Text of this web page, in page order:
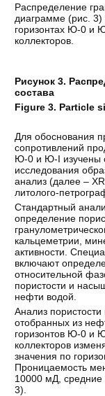
Распределение
диаграмме (рис. 3)
горизонтах Ю-0 и
коллекторов.
Рисунок 3.
состава
Figure 3. Particle
Для обоснования
сопротивлений
Ю-0 и Ю-I изучены
исследования
анализ (далее –
литолого-
Стандартный
определение
кальцеметрии,
активности.
включают
относительной
пористости и
нефти водой.
Анализ
отобранных из
горизонтов Ю-0 и
коллекторов
значения по
Проницаемость
10000 мД, средние
3).